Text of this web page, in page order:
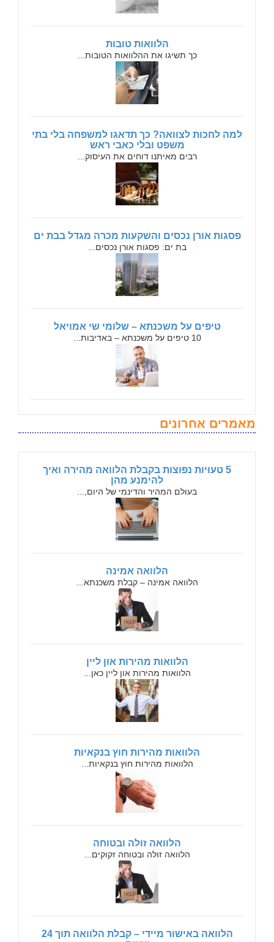
הלוואות טובות
כך תשיגו את ההלוואות הטובות...
למה לחכות לצוואה? כך תדאגו למשפחה בלי בתי
משפט ובלי כאבי ראש
רבים מאיתנו דוחים את העיסוק...
פסגות אורן נכסים והשקעות מכרה מגדל בבת ים
בת ים: פסגות אורן נכסים...
טיפים על משכנתא – שלומי שי אמויאל
10 טיפים על משכנתא – באדיבות...
מאמרים אחרונים
5 טעויות נפוצות בקבלת הלוואה מהירה ואיך
להימנע מהן
בעולם המהיר והדינמי של היום,...
הלוואה אמינה
הלוואה אמינה – קבלת משכנתא...
הלוואות מהירות און ליין
הלוואות מהירות און ליין כאן...
הלוואות מהירות חוץ בנקאיות
הלוואות מהירות חוץ בנקאיות...
הלוואה זולה ובטוחה
הלוואה זולה ובטוחה זקוקים...
הלוואה באישור מיידי – קבלת הלוואה תוך 24